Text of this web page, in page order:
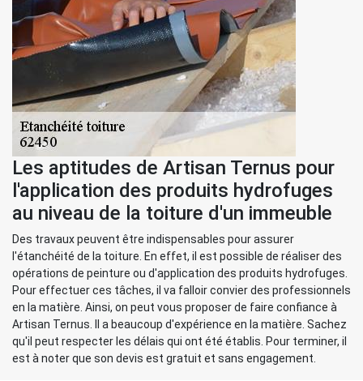
Les aptitudes de Artisan Ternus pour
l'application des produits hydrofuges
au niveau de la toiture d'un immeuble
Des travaux peuvent être indispensables pour assurer
l'étanchéité de la toiture. En effet, il est possible de réaliser des
opérations de peinture ou d'application des produits hydrofuges.
Pour effectuer ces tâches, il va falloir convier des professionnels
en la matière. Ainsi, on peut vous proposer de faire confiance à
Artisan Ternus. Il a beaucoup d'expérience en la matière. Sachez
qu'il peut respecter les délais qui ont été établis. Pour terminer, il
est à noter que son devis est gratuit et sans engagement.